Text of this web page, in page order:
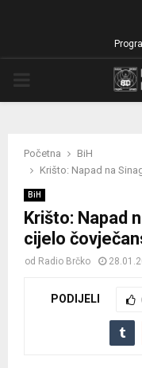
Početna
BiH
Krišto: Napad na
BiH
Krišto: Napad
cijelo
od Radio Brčko
PODIJELI